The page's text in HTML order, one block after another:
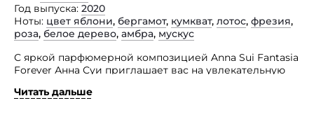
Год выпуска 2020
Ноты цвет яблони, бергамот, кумкват, лотос, фрезия,
роза, белое дерево, амбра, мускус
С яркой парфюмерной композицией Anna Sui Fantasia
Forever Анна Суи приглашает вас на увлекательную
Отправляйтесь в место, где встречаются очарование
Читать дальше